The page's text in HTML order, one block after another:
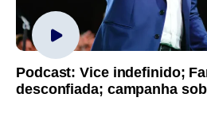
Podcast: Vice indefinido;
desconfiada; campanha